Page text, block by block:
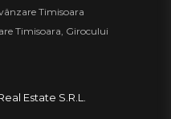
Timisoara
Timisoara, Girocului
Estate S.R.L.